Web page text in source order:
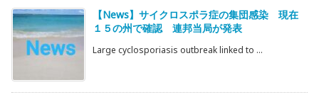
【News】サイクロスポラ症の集団感染 現在
１５の州で確認 連邦当局が発表
Large cyclosporiasis outbreak linked to ...